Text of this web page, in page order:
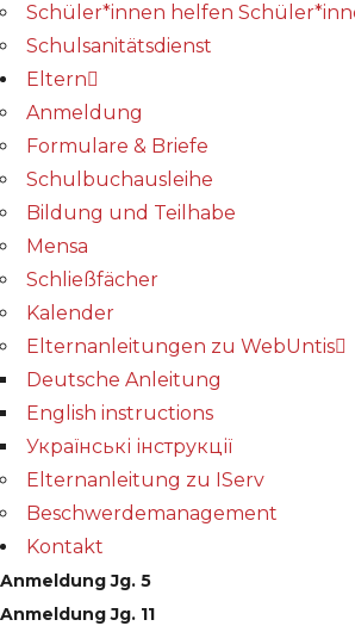
Schüler*innen helfen
Schulsanitätsdienst
Eltern
Anmeldung
Formulare & Briefe
Schulbuchausleihe
Bildung und Teilhabe
Mensa
Schließfächer
Kalender
Elternanleitungen zu WebUntis
Deutsche Anleitung
English instructions
Українські інструкції
Elternanleitung zu IServ
Beschwerdemanagement
Kontakt
Anmeldung Jg. 5
Anmeldung Jg. 11